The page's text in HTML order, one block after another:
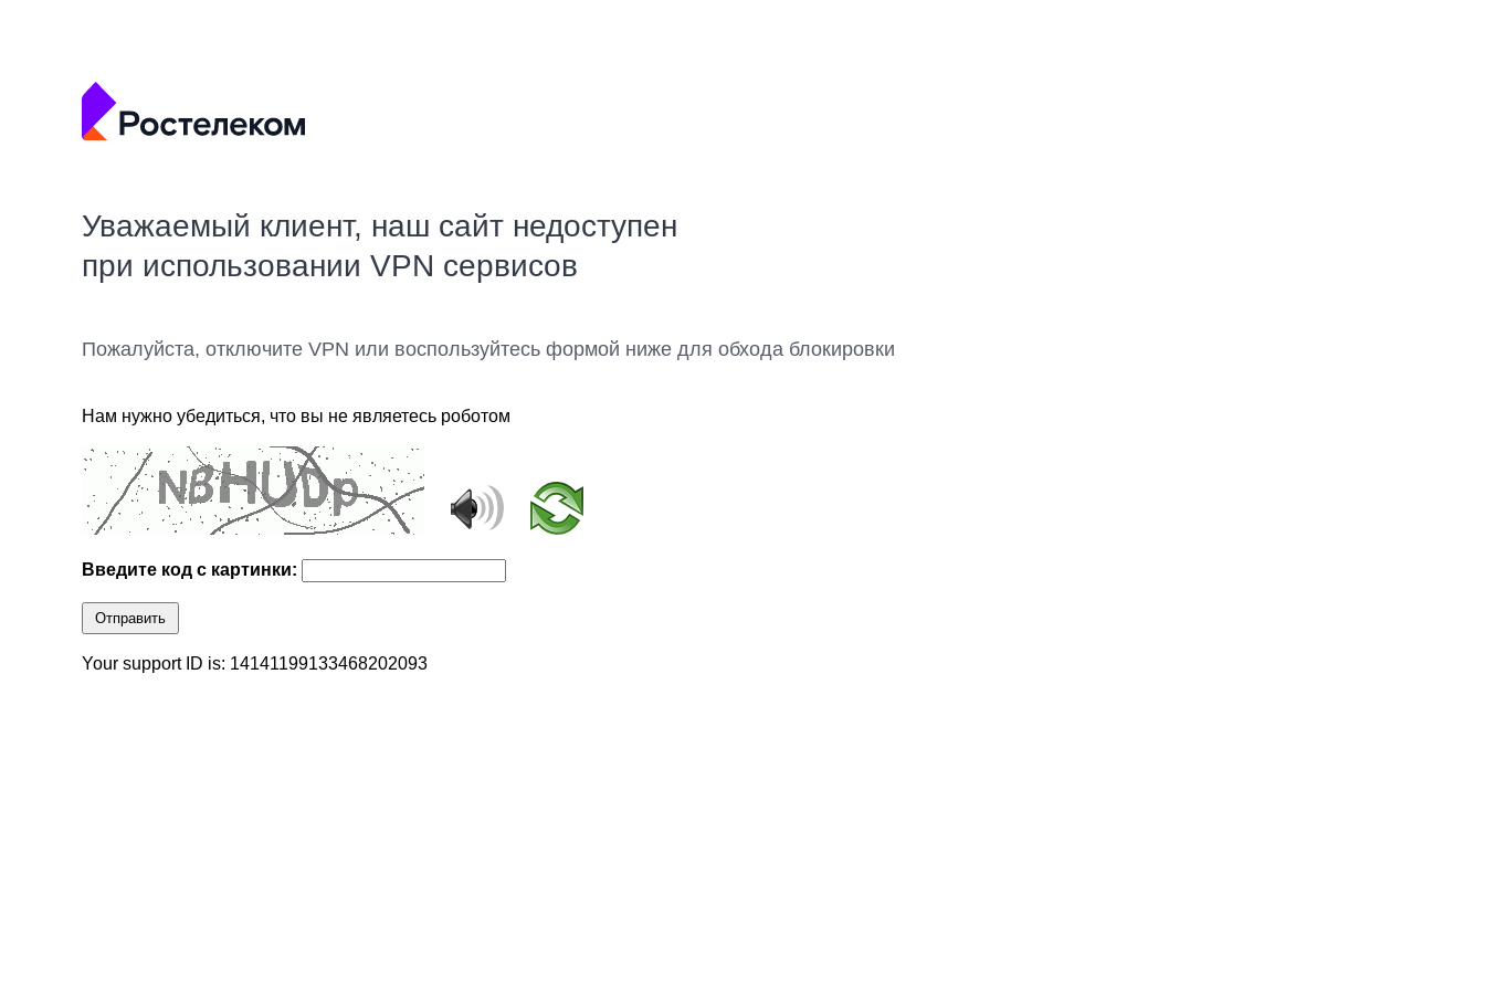
Уважаемый клиент, наш сайт недоступен
при использовании VPN сервисов
Пожалуйста, отключите VPN или воспользуйтесь формой ниже для обхода блокировки
Нам нужно убедиться, что вы не являетесь роботом
Введите код с картинки:
Отправить
Your support ID is: 14141199133468202093